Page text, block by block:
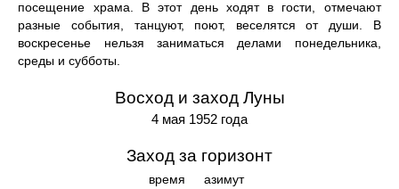
посещение храма. В этот день ходят в гости, отмечают
разные события, танцуют, поют, веселятся от души. В
воскресенье нельзя заниматься делами понедельника,
среды и субботы.
Восход и заход Луны
4 мая 1952 года
Заход за горизонт
время азимут